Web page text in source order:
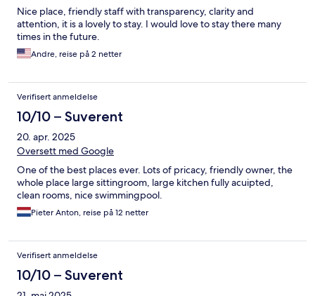
Nice place, friendly staff with transparency, clarity and
attention, it is a lovely to stay. I would love to stay there many
times in the future.
Andre, reise på 2 netter
Verifisert anmeldelse
10/10 – Suverent
20. apr. 2025
Oversett med Google
One of the best places ever. Lots of pricacy, friendly owner, the
whole place large sittingroom, large kitchen fully acuipted,
clean rooms, nice swimmingpool.
Pieter Anton, reise på 12 netter
Verifisert anmeldelse
10/10 – Suverent